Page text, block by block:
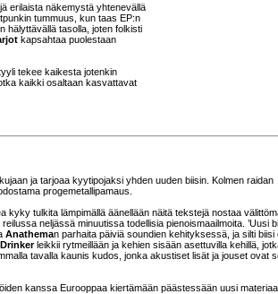
erilaista näkemystä yhtenevällä
tummuus, kun taas EP:n
hälyttävällä tasolla, joten folkisti
kapsahtaa puolestaan
tekee kaikesta jotenkin
kaikki osaltaan kasvattavat
ja tarjoaa kyytipojaksi yhden uuden biisin. Kolmen raidan
progemetallipamaus.
kyky tulkita lämpimällä äänellään näitä tekstejä nostaa
neljässä minuutissa todellisia pienoismaailmoita. ’Uusi
Anatheman parhaita päiviä soundien kehityksessä, ja silti biisi
leikkii rytmeillään ja kehien sisään asettuvilla kehillä,
tavalla kaunis kudos, jonka akustiset lisät ja jouset ovat
kanssa Eurooppaa kiertämään päästessään uusi